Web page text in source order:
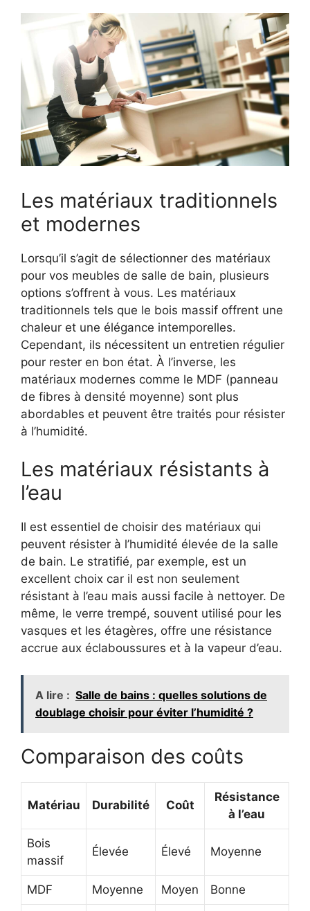
Les matériaux traditionnels
et modernes
Lorsqu’il s’agit de sélectionner des matériaux
pour vos meubles de salle de bain, plusieurs
options s’offrent à vous. Les matériaux
traditionnels tels que le bois massif offrent une
chaleur et une élégance intemporelles.
Cependant, ils nécessitent un entretien régulier
pour rester en bon état. À l’inverse, les
matériaux modernes comme le MDF (panneau
de fibres à densité moyenne) sont plus
abordables et peuvent être traités pour résister
à l’humidité.
Les matériaux résistants à
l’eau
Il est essentiel de choisir des matériaux qui
peuvent résister à l’humidité élevée de la salle
de bain. Le stratifié, par exemple, est un
excellent choix car il est non seulement
résistant à l’eau mais aussi facile à nettoyer. De
même, le verre trempé, souvent utilisé pour les
vasques et les étagères, offre une résistance
accrue aux éclaboussures et à la vapeur d’eau.
A lire : Salle de bains : quelles solutions de
doublage choisir pour éviter l’humidité ?
Comparaison des coûts
Matériau Durabilité Coût
Résistance
à l’eau
Bois
massif
Élevée Élevé Moyenne
MDF Moyenne Moyen Bonne